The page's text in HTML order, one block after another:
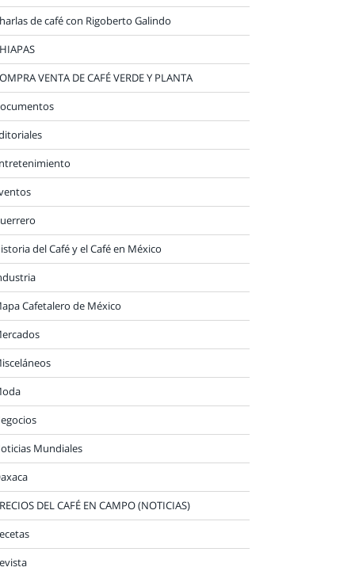
de café con Rigoberto Galindo
VENTA DE CAFÉ VERDE Y PLANTA
del Café y el Café en México
Cafetalero de México
Mundiales
DEL CAFÉ EN CAMPO (NOTICIAS)